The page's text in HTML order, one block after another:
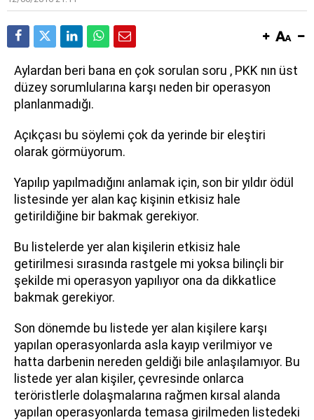
Aylardan beri bana en çok sorulan soru , PKK nın üst
düzey sorumlularına karşı neden bir operasyon
planlanmadığı.
Açıkçası bu söylemi çok da yerinde bir eleştiri
olarak görmüyorum.
Yapılıp yapılmadığını anlamak için, son bir yıldır ödül
listesinde yer alan kaç kişinin etkisiz hale
getirildiğine bir bakmak gerekiyor.
Bu listelerde yer alan kişilerin etkisiz hale
getirilmesi sırasında rastgele mi yoksa bilinçli bir
şekilde mi operasyon yapılıyor ona da dikkatlice
bakmak gerekiyor.
Son dönemde bu listede yer alan kişilere karşı
yapılan operasyonlarda asla kayıp verilmiyor ve
hatta darbenin nereden geldiği bile anlaşılamıyor. Bu
listede yer alan kişiler, çevresinde onlarca
teröristlerle dolaşmalarına rağmen kırsal alanda
yapılan operasyonlarda temasa girilmeden listedeki